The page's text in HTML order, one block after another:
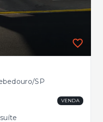
SP
VENDA
suíte